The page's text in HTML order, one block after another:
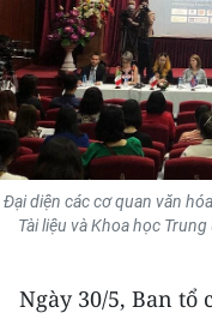
GIÁO DỤC
Y TẾ
KHOA HỌC - CÔNG
MÔI TRƯỜNG
BẠN ĐỌC
KIỂM CHỨNG
Đại diện các cơ quan văn
Tài liệu và Khoa học
Ngày 30/5, Ban